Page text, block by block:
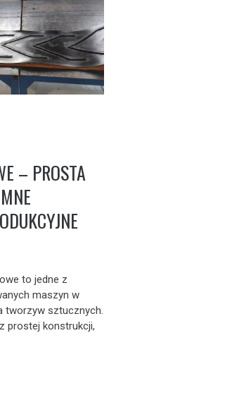
– PROSTA
to jedne z
maszyn w
tworzyw sztucznych.
prostej konstrukcji,